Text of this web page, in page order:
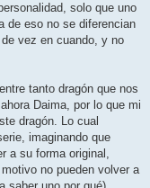
solo que uno
de eso no se diferencian
vez en cuando, y no
tanto dragón que nos
Daima, por lo que mi
dragón. Lo cual
imaginando que
a su forma original,
no pueden volver a